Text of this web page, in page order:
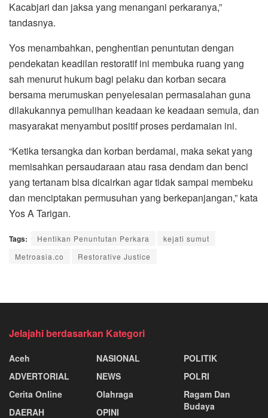
Kacabjari dan jaksa yang menangani perkaranya,”
tandasnya.
Yos menambahkan, penghentian penuntutan dengan
pendekatan keadilan restoratif ini membuka ruang yang
sah menurut hukum bagi pelaku dan korban secara
bersama merumuskan penyelesaian permasalahan guna
dilakukannya pemulihan keadaan ke keadaan semula, dan
masyarakat menyambut positif proses perdamaian ini.
“Ketika tersangka dan korban berdamai, maka sekat yang
memisahkan persaudaraan atau rasa dendam dan benci
yang tertanam bisa dicairkan agar tidak sampai membeku
dan menciptakan permusuhan yang berkepanjangan,” kata
Yos A Tarigan.
Tags: Hentikan Penuntutan Perkara
kejati sumut
Metroasia.co
Restorative Justice
Jelajahi berdasarkan Kategori
Aceh
ADVERTORIAL
Cerita Online
DAERAH
NASIONAL
NEWS
Olahraga
OPINI
POLITIK
POLRI
Ragam Dan
Budaya